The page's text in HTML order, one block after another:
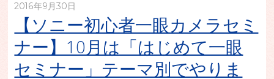
2016年9月30日
【ソニー初心者一眼カメラセミ
ナー】10月は「はじめて一眼
セミナー」テーマ別でやりま